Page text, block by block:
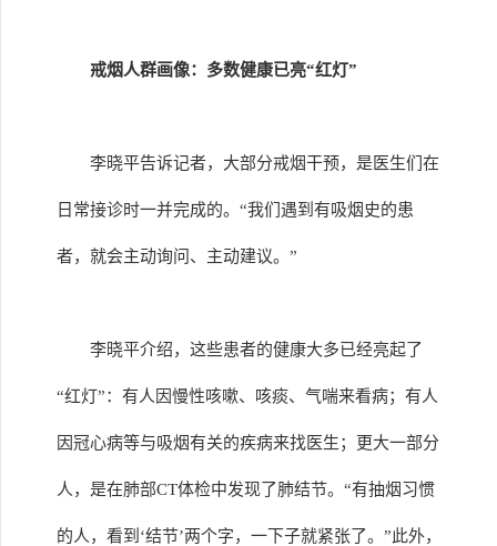
戒烟人群画像：多数健康已亮“红灯”
李晓平告诉记者，大部分戒烟干预，是医生们在
日常接诊时一并完成的。“我们遇到有吸烟史的患
者，就会主动询问、主动建议。”
李晓平介绍，这些患者的健康大多已经亮起了
“红灯”：有人因慢性咳嗽、咳痰、气喘来看病；有人
因冠心病等与吸烟有关的疾病来找医生；更大一部分
人，是在肺部CT体检中发现了肺结节。“有抽烟习惯
的人，看到‘结节’两个字，一下子就紧张了。”此外，